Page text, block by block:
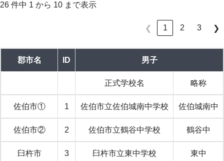
26 件中 1 から 10 まで表示
❮ 1 2 3 ❯
郡市名 ID 男子
正式学校名 略称
佐伯市① 1 佐伯市立佐伯城南中学校 佐伯城南中
佐伯市② 2 佐伯市立鶴谷中学校 鶴谷中
臼杵市 3 臼杵市立東中学校 東中